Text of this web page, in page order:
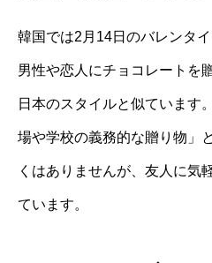
韓国では2月14日のバレンタ
男性や恋人にチョコレートを
日本のスタイルと似ています
場や学校の義務的な贈り物」
くはありませんが、友人に気
ています。